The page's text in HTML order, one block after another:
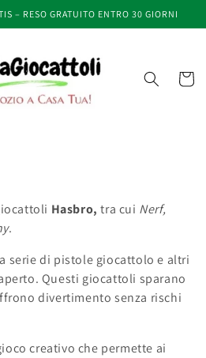
– RESO GRATUITO ENTRO 30 GIORNI
Carrello
Hasbro, tra cui Nerf,
.
serie di pistole giocattolo e altri
Questi giocattoli sparano
divertimento senza rischi
creativo che permette ai